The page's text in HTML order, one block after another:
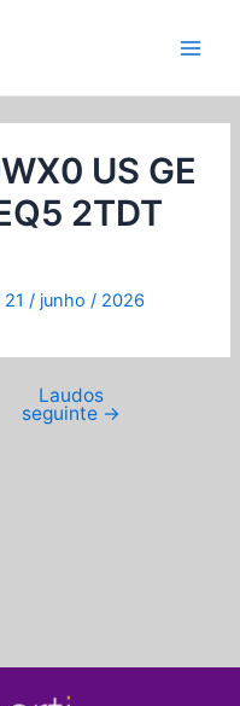
US GE
2TDT
21 / junho / 2026
Laudos
seguinte →